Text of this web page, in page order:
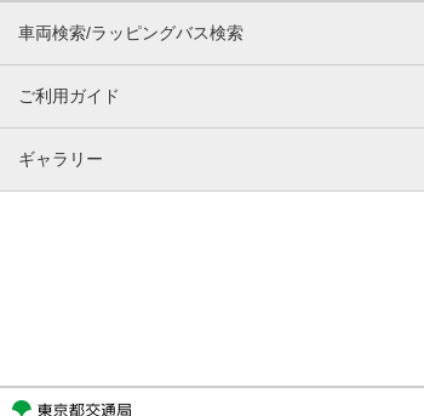
車両検索/ラッピングバス検索
ご利用ガイド
ギャラリー